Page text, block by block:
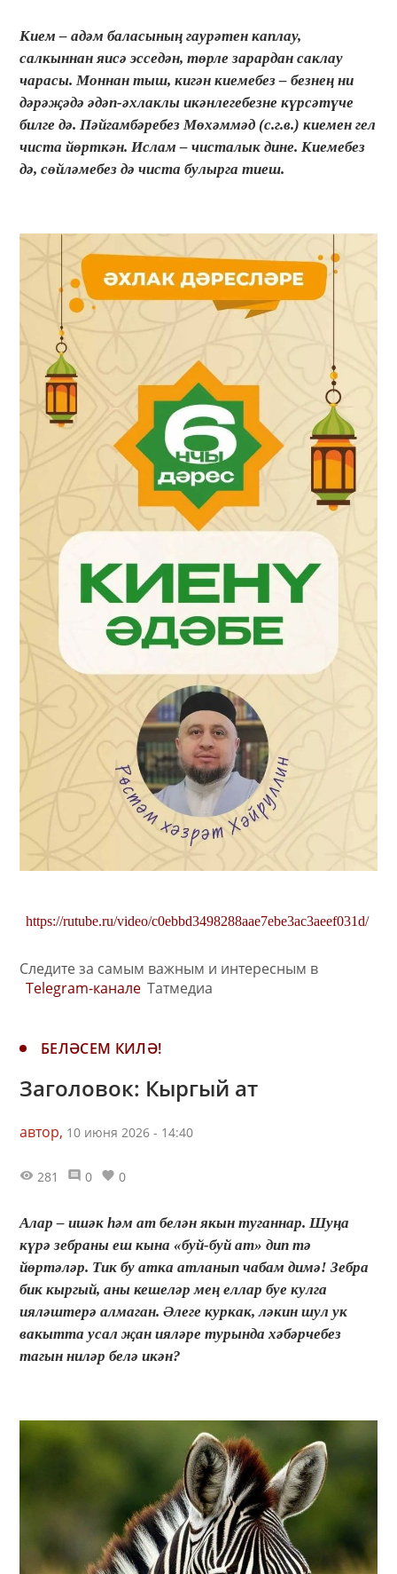
Кием – адәм баласының гаурәтен каплау,
салкыннан яисә эсседән, төрле зарардан саклау
чарасы. Моннан тыш, кигән киемебез – безнең ни
дәрәҗәдә әдәп-әхлаклы икәнлегебезне күрсәтүче
билге дә. Пәйгамбәребез Мөхәммәд (с.г.в.) киемен гел
чиста йөрткән. Ислам – чисталык дине. Киемебез
дә, сөйләмебез дә чиста булырга тиеш.
https://rutube.ru/video/c0ebbd3498288aae7ebe3ac3aeef031d/
Следите за самым важным и интересным в
Telegram-канале Татмедиа
БЕЛӘСЕМ КИЛӘ!
Заголовок: Кыргый ат
автор, 10 июня 2026 - 14:40
281 0 0
Алар – ишәк һәм ат белән якын туганнар. Шуңа
күрә зебраны еш кына «буй-буй ат» дип тә
йөртәләр. Тик бу атка атланып чабам димә! Зебра
бик кыргый, аны кешеләр мең еллар буе кулга
ияләштерә алмаган. Әлеге куркак, ләкин шул ук
вакытта усал җан ияләре турында хәбәрчебез
тагын ниләр белә икән?